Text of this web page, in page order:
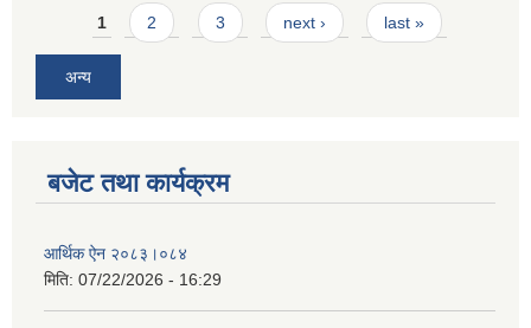
Pages
1 2 3 next › last »
अन्य
बजेट तथा कार्यक्रम
आर्थिक ऐन २०८३।०८४
मिति: 07/22/2026 - 16:29